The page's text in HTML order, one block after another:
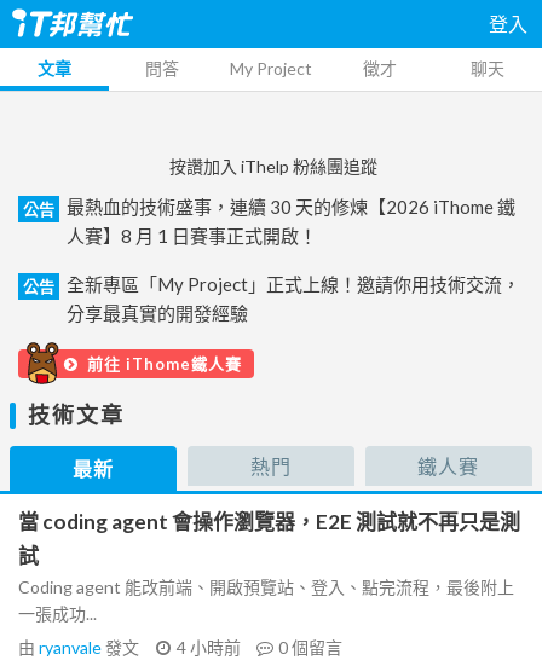
登入
文章 問答 My Project 徵才 聊天
按讚加入 iThelp 粉絲團追蹤
公告
最熱血的技術盛事，連續 30 天的修煉【2026 iThome 鐵
人賽】8 月 1 日賽事正式開啟！
公告
全新專區「My Project」正式上線！邀請你用技術交流，
分享最真實的開發經驗
前往 iThome鐵人賽
技術文章
最新 熱門 鐵人賽
當 coding agent 會操作瀏覽器，E2E 測試就不再只是測
試
Coding agent 能改前端、開啟預覽站、登入、點完流程，最後附上
一張成功...
由 ryanvale發文 4 小時前 0個留言